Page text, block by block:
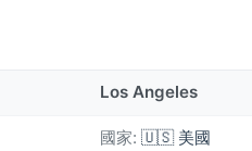
Los Angeles
國家: 🇺🇸 美國